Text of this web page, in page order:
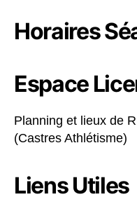
Horaires
Espace
Planning et lieux de
(Castres Athlétisme)
Liens Utiles